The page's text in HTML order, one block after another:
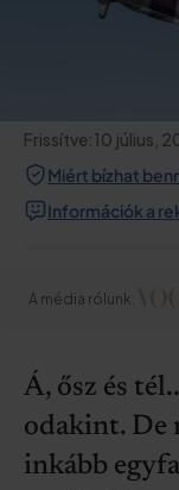
Frissítve:10 július,
Miért bízhat
Információk a
A média rólunk:
Á, ősz és
odakint. De
inkább